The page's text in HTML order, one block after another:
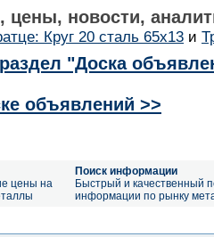
новости,
Круг 20 сталь 65х13 и
"Доска
объявлений >>
цены на
Поиск информации
Быстрый и качественный
информации по рынку